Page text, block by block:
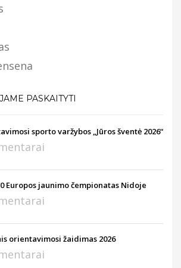
PASKAITYTI
sporto varžybos „Jūros šventė 2026“
Europos jaunimo čempionatas Nidoje
orientavimosi žaidimas 2026